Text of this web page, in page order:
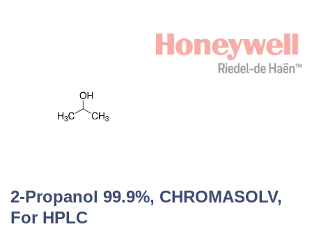
2-Propanol 99.9%, CHROMASOLV,
For HPLC